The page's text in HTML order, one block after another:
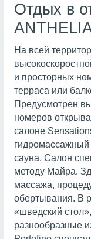
Отдых в
На всей
и просторных
терраса или
Предусмотрен
номеров
салоне
гидромассажный
сауна. Салон
методу Майра.
массажа,
обертывания. В
«шведский
разнообразные